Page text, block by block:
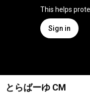
Sign in
とらばーゆ CM